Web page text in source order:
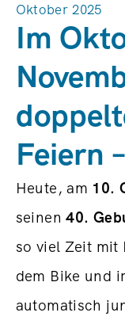
Oktober 2025
Im
Feiern
Heute, am 10.
seinen40.
so viel Zeit mit
dem Bike und
automatisch